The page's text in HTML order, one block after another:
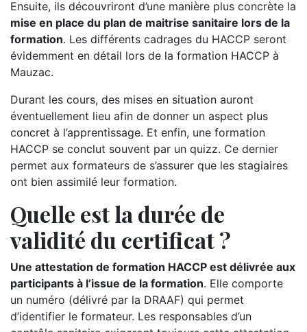
Ensuite, ils découvriront d’une manière plus concrète la
mise en place du plan de maitrise sanitaire lors de la
formation. Les différents cadrages du HACCP seront
évidemment en détail lors de la formation HACCP à
Mauzac.
Durant les cours, des mises en situation auront
éventuellement lieu afin de donner un aspect plus
concret à l’apprentissage. Et enfin, une formation
HACCP se conclut souvent par un quizz. Ce dernier
permet aux formateurs de s’assurer que les stagiaires
ont bien assimilé leur formation.
Quelle est la durée de
validité du certificat ?
Une attestation de formation HACCP est délivrée aux
participants à l’issue de la formation. Elle comporte
un numéro (délivré par la DRAAF) qui permet
d’identifier le formateur. Les responsables d’un